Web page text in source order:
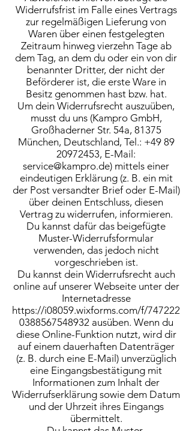
Widerrufsfrist im Falle eines Vertrags
zur regelmäßigen Lieferung von
Waren über einen festgelegten
Zeitraum hinweg vierzehn Tage ab
dem Tag, an dem du oder ein von dir
benannter Dritter, der nicht der
Beförderer ist, die erste Ware in
Besitz genommen hast bzw. hat.
Um dein Widerrufsrecht auszuüben,
musst du uns (Kampro GmbH,
Großhaderner Str. 54a, 81375
München, Deutschland, Tel.: +49 89
20972453, E-Mail:
service@kampro.de) mittels einer
eindeutigen Erklärung (z. B. ein mit
der Post versandter Brief oder E-Mail)
über deinen Entschluss, diesen
Vertrag zu widerrufen, informieren.
Du kannst dafür das beigefügte
Muster-Widerrufsformular
verwenden, das jedoch nicht
vorgeschrieben ist.
Du kannst dein Widerrufsrecht auch
online auf unserer Webseite unter der
Internetadresse
https://i08059.wixforms.com/f/747222
0388567548932 ausüben. Wenn du
diese Online-Funktion nutzt, wird dir
auf einem dauerhaften Datenträger
(z. B. durch eine E-Mail) unverzüglich
eine Eingangsbestätigung mit
Informationen zum Inhalt der
Widerrufserklärung sowie dem Datum
und der Uhrzeit ihres Eingangs
übermittelt.